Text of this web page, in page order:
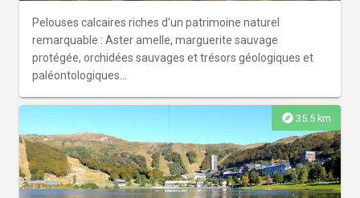
Pelouses calcaires riches d'un patrimoine naturel
remarquable : Aster amelle, marguerite sauvage
protégée, orchidées sauvages et trésors géologiques et
paléontologiques...
explore 35.5 km